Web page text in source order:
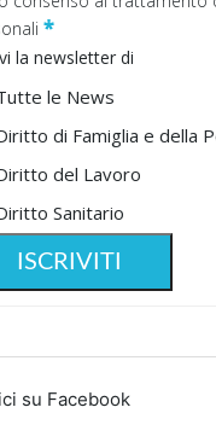
*
la newsletter di
le News
di Famiglia e della
del Lavoro
Sanitario
su Facebook